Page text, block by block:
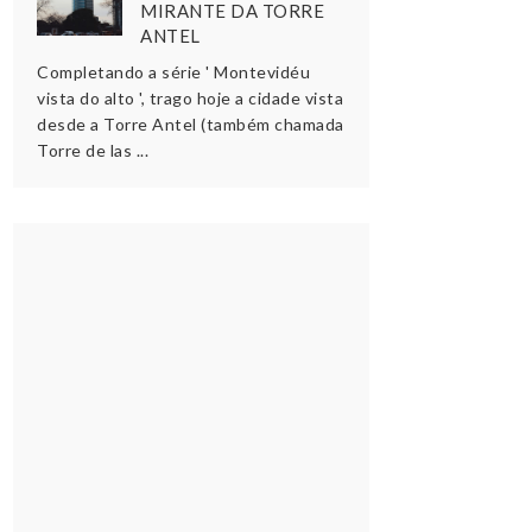
MIRANTE DA TORRE
ANTEL
Completando a série ' Montevidéu
vista do alto ', trago hoje a cidade vista
desde a Torre Antel (também chamada
Torre de las ...